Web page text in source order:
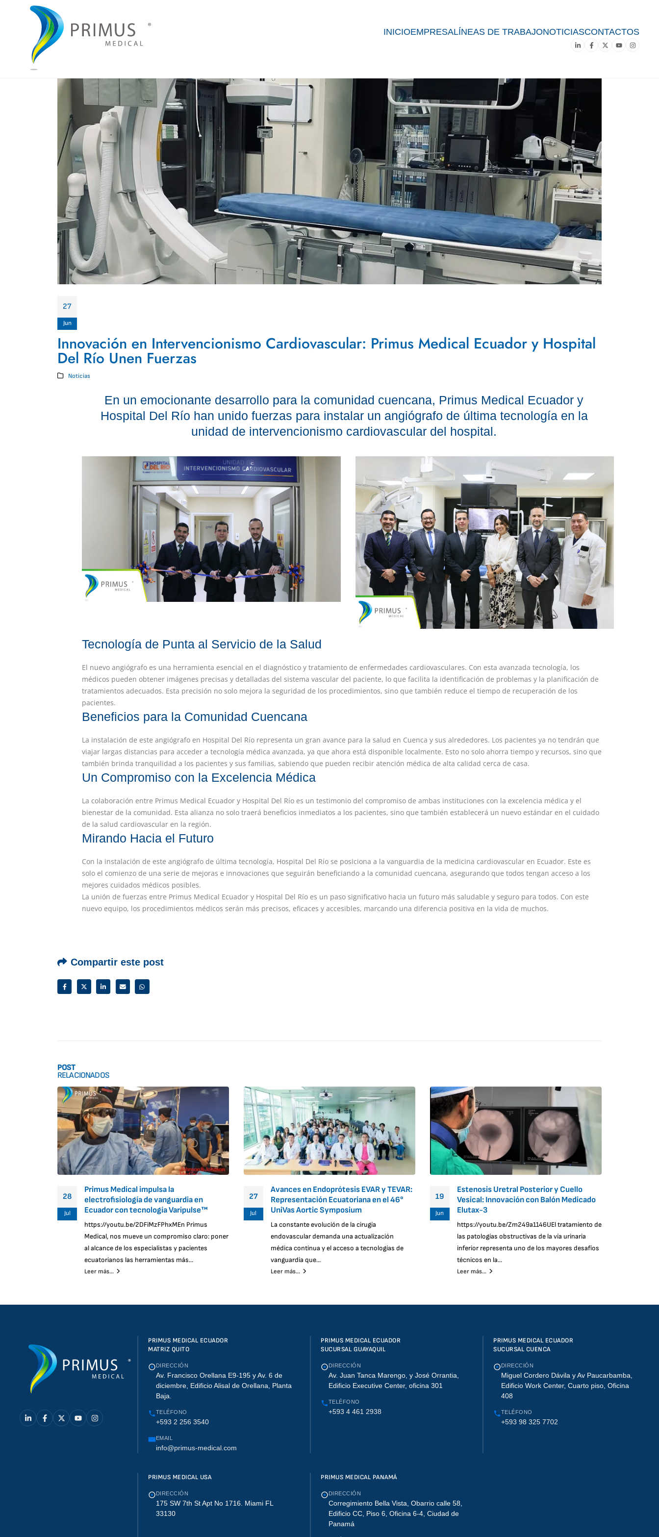
INICIOEMPRESALÍNEAS DE TRABAJONOTICIASCONTACTOS
27
Jun
Innovación en Intervencionismo Cardiovascular: Primus Medical Ecuador y Hospital
Del Río Unen Fuerzas
Noticias
En un emocionante desarrollo para la comunidad cuencana, Primus Medical Ecuador y
Hospital Del Río han unido fuerzas para instalar un angiógrafo de última tecnología en la
unidad de intervencionismo cardiovascular del hospital.
Tecnología de Punta al Servicio de la Salud
El nuevo angiógrafo es una herramienta esencial en el diagnóstico y tratamiento de enfermedades cardiovasculares. Con esta avanzada tecnología, los
médicos pueden obtener imágenes precisas y detalladas del sistema vascular del paciente, lo que facilita la identificación de problemas y la planificación de
tratamientos adecuados. Esta precisión no solo mejora la seguridad de los procedimientos, sino que también reduce el tiempo de recuperación de los
pacientes.
Beneficios para la Comunidad Cuencana
La instalación de este angiógrafo en Hospital Del Río representa un gran avance para la salud en Cuenca y sus alrededores. Los pacientes ya no tendrán que
viajar largas distancias para acceder a tecnología médica avanzada, ya que ahora está disponible localmente. Esto no solo ahorra tiempo y recursos, sino que
también brinda tranquilidad a los pacientes y sus familias, sabiendo que pueden recibir atención médica de alta calidad cerca de casa.
Un Compromiso con la Excelencia Médica
La colaboración entre Primus Medical Ecuador y Hospital Del Río es un testimonio del compromiso de ambas instituciones con la excelencia médica y el
bienestar de la comunidad. Esta alianza no solo traerá beneficios inmediatos a los pacientes, sino que también establecerá un nuevo estándar en el cuidado
de la salud cardiovascular en la región.
Mirando Hacia el Futuro
Con la instalación de este angiógrafo de última tecnología, Hospital Del Río se posiciona a la vanguardia de la medicina cardiovascular en Ecuador. Este es
solo el comienzo de una serie de mejoras e innovaciones que seguirán beneficiando a la comunidad cuencana, asegurando que todos tengan acceso a los
mejores cuidados médicos posibles.
La unión de fuerzas entre Primus Medical Ecuador y Hospital Del Río es un paso significativo hacia un futuro más saludable y seguro para todos. Con este
nuevo equipo, los procedimientos médicos serán más precisos, eficaces y accesibles, marcando una diferencia positiva en la vida de muchos.
Compartir este post
POST
RELACIONADOS
28
Jul
Primus Medical impulsa la
electrofisiología de vanguardia en
Ecuador con tecnología Varipulse™
https://youtu.be/2DFiMzFPhxMEn Primus
Medical, nos mueve un compromiso claro: poner
al alcance de los especialistas y pacientes
ecuatorianos las herramientas más...
Leer más...
27
Jul
Avances en Endoprótesis EVAR y TEVAR:
Representación Ecuatoriana en el 46°
UniVas Aortic Symposium
La constante evolución de la cirugía
endovascular demanda una actualización
médica continua y el acceso a tecnologías de
vanguardia que...
Leer más...
19
Jun
Estenosis Uretral Posterior y Cuello
Vesical: Innovación con Balón Medicado
Elutax-3
https://youtu.be/Zm249a1146UEl tratamiento de
las patologías obstructivas de la vía urinaria
inferior representa uno de los mayores desafíos
técnicos en la...
Leer más...
PRIMUS MEDICAL ECUADOR
MATRIZ QUITO
DIRECCIÓN
Av. Francisco Orellana E9-195 y Av. 6 de
diciembre, Edificio Alisal de Orellana, Planta
Baja.
TELÉFONO
+593 2 256 3540
EMAIL
info@primus-medical.com
PRIMUS MEDICAL ECUADOR
SUCURSAL GUAYAQUIL
DIRECCIÓN
Av. Juan Tanca Marengo, y José Orrantia,
Edificio Executive Center, oficina 301
TELÉFONO
+593 4 461 2938
PRIMUS MEDICAL ECUADOR
SUCURSAL CUENCA
DIRECCIÓN
Miguel Cordero Dávila y Av Paucarbamba,
Edificio Work Center, Cuarto piso, Oficina
408
TELÉFONO
+593 98 325 7702
PRIMUS MEDICAL USA
DIRECCIÓN
175 SW 7th St Apt No 1716. Miami FL
33130
PRIMUS MEDICAL PANAMÁ
DIRECCIÓN
Corregimiento Bella Vista, Obarrio calle 58,
Edificio CC, Piso 6, Oficina 6-4, Ciudad de
Panamá